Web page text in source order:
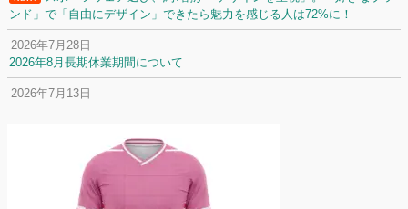
ンド」で「自由にデザイン」できたら魅力を感じる人は72%に！
2026年7月28日
2026年8月長期休業期間について
2026年7月13日
名前入りユニフォームで子どもの自信が「プラスになった」と感じた保
護者は約67%！「やや高いと感じたが納得して購入した」と価値を実感
する声も32.7%に！